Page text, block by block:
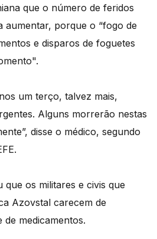
que o número de feridos
aumentar, porque o “fogo de
e disparos de foguetes
um terço, talvez mais,
Alguns morrerão nestas
disse o médico, segundo
os militares e civis que
Azovstal carecem de
de medicamentos.